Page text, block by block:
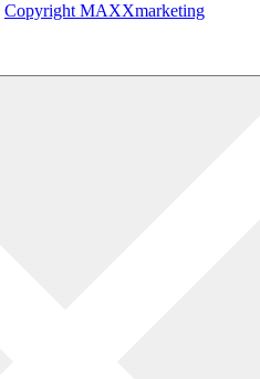
Copyright MAXXmarketing